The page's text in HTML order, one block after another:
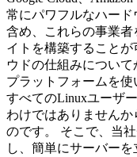
常にパワフルなハード
含め、これらの事業者
イトを構築すること
ウドの仕組みについ
プラットフォームを使
すべてのLinuxユーザ
わけではありません
のです。 そこで、当
し、簡単にサーバー